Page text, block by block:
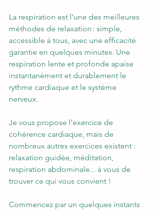
La respiration est l’une des meilleures
méthodes de relaxation : simple,
accessible à tous, avec une efficacité
garantie en quelques minutes. Une
respiration lente et profonde apaise
instantanément et durablement le
rythme cardiaque et le système
nerveux.
Je vous propose l’exercice de
cohérence cardiaque, mais de
nombreux autres exercices existent :
relaxation guidée, méditation,
respiration abdominale... à vous de
trouver ce qui vous convient !
Commencez par un quelques instants